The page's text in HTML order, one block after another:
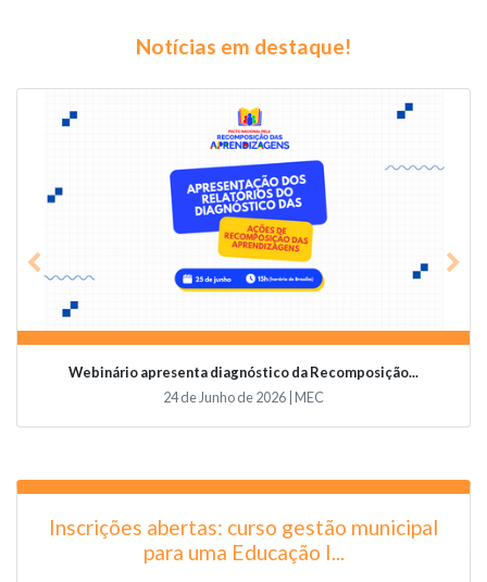
Notícias em destaque!
Webinário apresenta diagnóstico da Recomposição...
24 de Junho de 2026 | MEC
Previous
Inscrições abertas: curso gestão municipal
para uma Educação I...